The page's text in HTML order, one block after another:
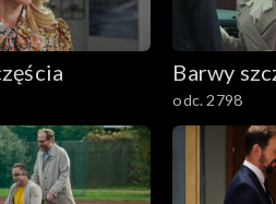
Barwy
odc. 2798